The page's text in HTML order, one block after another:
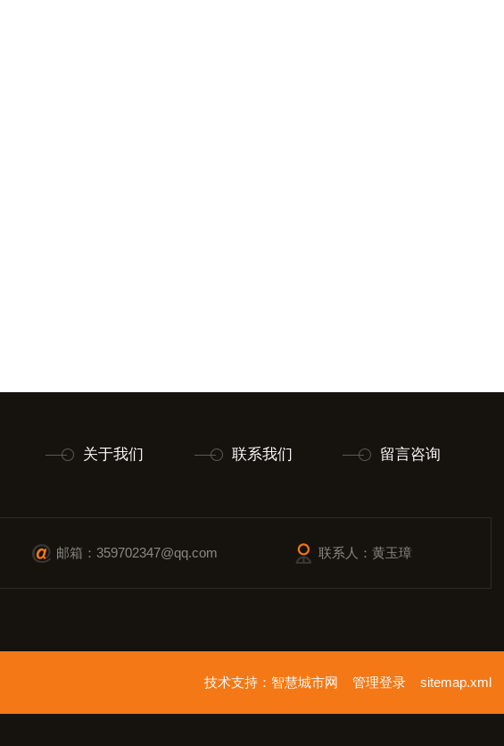
关于我们 联系我们 留言咨询
邮箱：359702347@qq.com 联系人：黄玉璋
技术支持： 智慧城市网 管理登录 sitemap.xml